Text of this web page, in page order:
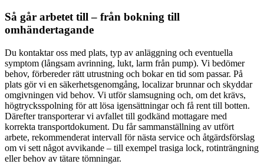
Så går arbetet till – från bokning till
omhändertagande
Du kontaktar oss med plats, typ av anläggning och eventuella
symptom (långsam avrinning, lukt, larm från pump). Vi bedömer
behov, förbereder rätt utrustning och bokar en tid som passar. På
plats gör vi en säkerhetsgenomgång, localizar brunnar och skyddar
omgivningen vid behov. Vi utför slamsugning och, om det krävs,
högtrycksspolning för att lösa igensättningar och få rent till botten.
Därefter transporterar vi avfallet till godkänd mottagare med
korrekta transportdokument. Du får sammanställning av utfört
arbete, rekommenderat intervall för nästa service och åtgärdsförslag
om vi sett något avvikande – till exempel trasiga lock, rotinträngning
eller behov av tätare tömningar.